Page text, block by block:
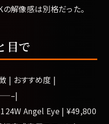
解像感は別格だった。
目で
| おすすめ度 |
Angel Eye | ¥49,800